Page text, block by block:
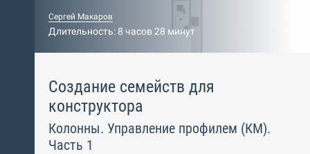
Сергей Макаров
Длительность: 8 часов 28 минут
Создание семейств для
конструктора
Колонны. Управление профилем (КМ).
Часть 1